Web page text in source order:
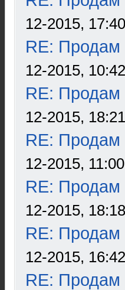
12-2015, 17:40
RE: Продам
12-2015, 10:42
RE: Продам
12-2015, 18:21
RE: Продам
12-2015, 11:00
RE: Продам
12-2015, 18:18
RE: Продам
12-2015, 16:42
RE: Продам